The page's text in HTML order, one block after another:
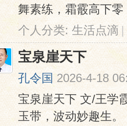
舞素练，霜霰高下
个人分类: 生活点滴 |
宝泉崖天下
孔令国 2026-4-18
宝泉崖天下 文/王学
玉带，波动妙趣生